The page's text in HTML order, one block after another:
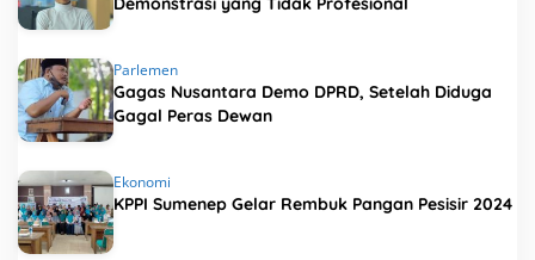
Parlemen
Gagas Nusantara Demo DPRD, Setelah Diduga
Gagal Peras Dewan
Ekonomi
KPPI Sumenep Gelar Rembuk Pangan Pesisir 2024